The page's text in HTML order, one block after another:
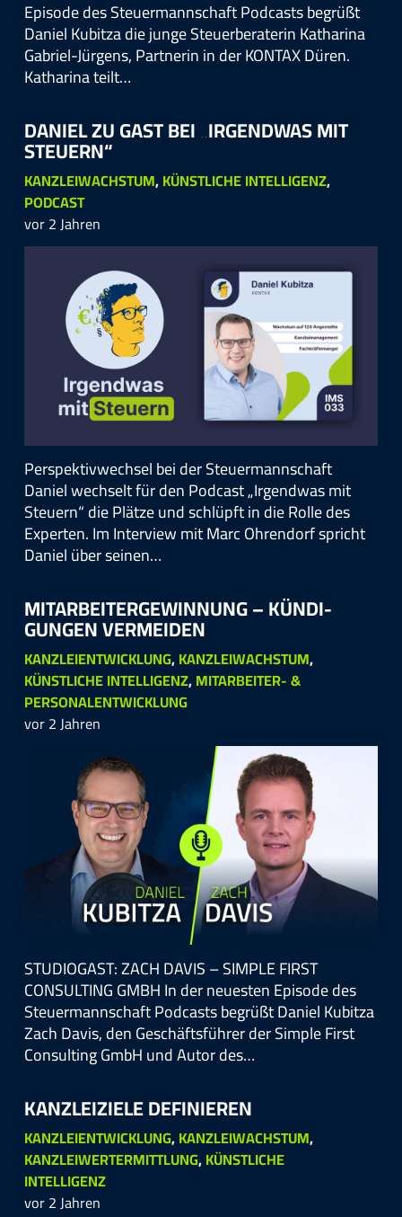
Episode des Steuermannschaft Podcasts begrüßt
Daniel Kubitza die junge Steuerberaterin Katharina
Gabriel-Jürgens, Partnerin in der KONTAX Düren.
Katharina teilt…
DANIEL ZU GAST BEI „IRGENDWAS MIT
STEUERN“
KANZLEIWACHSTUM,KÜNSTLICHE INTELLIGENZ,
PODCAST
vor 2 Jahren
Perspektivwechsel bei der Steuermannschaft
Daniel wechselt für den Podcast „Irgendwas mit
Steuern“ die Plätze und schlüpft in die Rolle des
Experten. Im Interview mit Marc Ohrendorf spricht
Daniel über seinen…
MITARBEITER­GEWINNUNG – KÜNDI­
GUNGEN VERMEIDEN
KANZLEIENTWICKLUNG,KANZLEIWACHSTUM,
KÜNSTLICHE INTELLIGENZ,MITARBEITER- &
PERSONALENTWICKLUNG
vor 2 Jahren
STUDIOGAST: ZACH DAVIS – SIMPLE FIRST
CONSULTING GMBH In der neuesten Episode des
Steuermannschaft Podcasts begrüßt Daniel Kubitza
Zach Davis, den Geschäftsführer der Simple First
Consulting GmbH und Autor des…
KANZLEI­ZIELE DEFINIEREN
KANZLEIENTWICKLUNG,KANZLEIWACHSTUM,
KANZLEIWERTERMITTLUNG,KÜNSTLICHE
INTELLIGENZ
vor 2 Jahren